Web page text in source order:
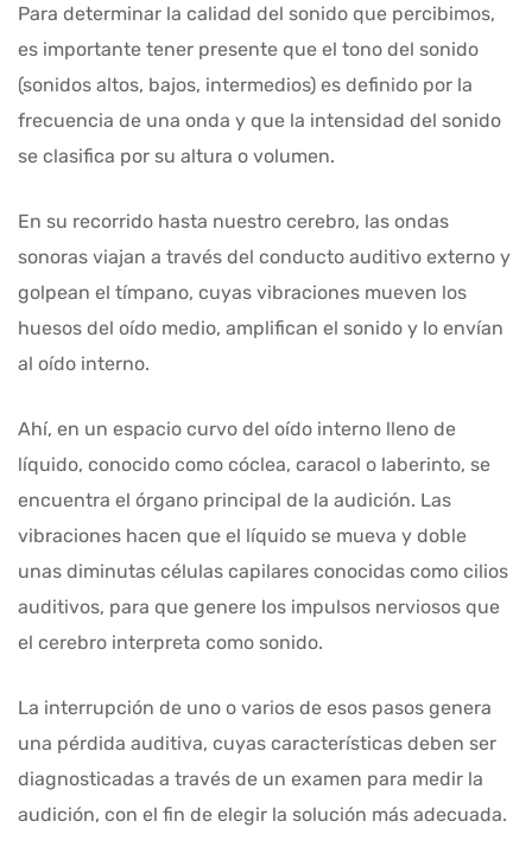
Para determinar la calidad del sonido que percibimos,
es importante tener presente que el tono del sonido
(sonidos altos, bajos, intermedios) es definido por la
frecuencia de una onda y que la intensidad del sonido
se clasifica por su altura o volumen.
En su recorrido hasta nuestro cerebro, las ondas
sonoras viajan a través del conducto auditivo externo y
golpean el tímpano, cuyas vibraciones mueven los
huesos del oído medio, amplifican el sonido y lo envían
al oído interno.
Ahí, en un espacio curvo del oído interno lleno de
líquido, conocido como cóclea, caracol o laberinto, se
encuentra el órgano principal de la audición. Las
vibraciones hacen que el líquido se mueva y doble
unas diminutas células capilares conocidas como cilios
auditivos, para que genere los impulsos nerviosos que
el cerebro interpreta como sonido.
La interrupción de uno o varios de esos pasos genera
una pérdida auditiva, cuyas características deben ser
diagnosticadas a través de un examen para medir la
audición, con el fin de elegir la solución más adecuada.